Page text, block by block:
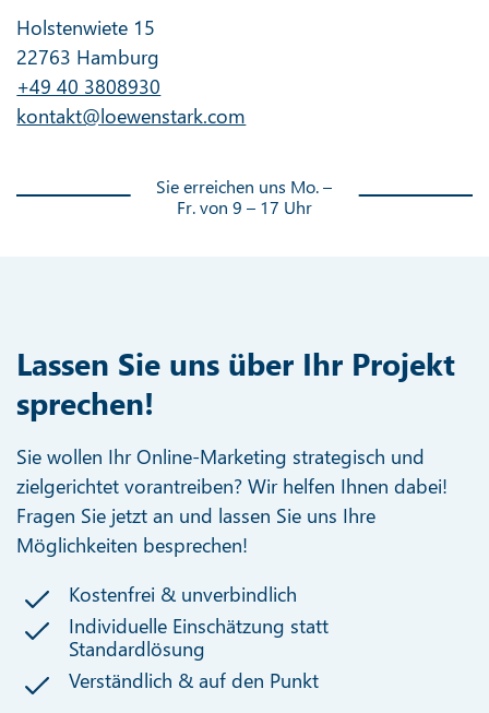
Holstenwiete 15
22763 Hamburg
+49 40 3808930
kontakt@loewenstark.com
Sie erreichen uns Mo. –
Fr. von 9 – 17 Uhr
Lassen Sie uns über Ihr Projekt
sprechen!
Sie wollen Ihr Online-Marketing strategisch und
zielgerichtet vorantreiben? Wir helfen Ihnen dabei!
Fragen Sie jetzt an und lassen Sie uns Ihre
Möglichkeiten besprechen!
Kostenfrei & unverbindlich
Individuelle Einschätzung statt
Standardlösung
Verständlich & auf den Punkt